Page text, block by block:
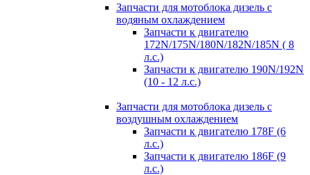
Запчасти для мотоблока дизель с
водяным охлаждением
Запчасти к двигателю
172N/175N/180N/182N/185N ( 8
л.с.)
Запчасти к двигателю 190N/192N
(10 - 12 л.с.)
Запчасти для мотоблока дизель с
воздушным охлаждением
Запчасти к двигателю 178F (6
л.с.)
Запчасти к двигателю 186F (9
л.с.)